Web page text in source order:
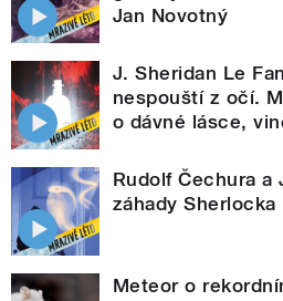
Jan Novotný
J. Sheridan Le
nespouští z očí.
o dávné lásce,
Rudolf Čechura a
záhady Sherlocka
Meteor o